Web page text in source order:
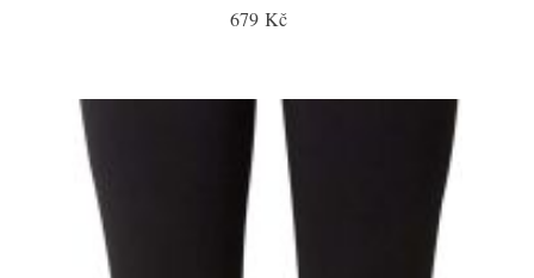
679 Kč